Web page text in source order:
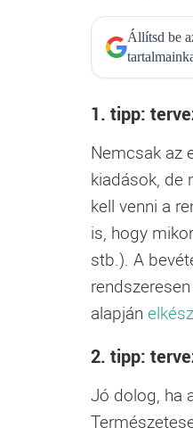
Állítsd be
1. tipp:
Nemcsak az
kiadások, de
kell venni a
is, hogy
stb.). A
alapján
2. tipp:
Jó dolog, ha